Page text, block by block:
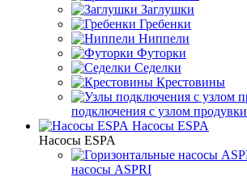
Заглушки
Гребенки
Ниппели
Футорки
Седелки
Крестовины
подключения с узлом продувки
Насосы ESPA
Насосы ESPA
насосы ASPRI